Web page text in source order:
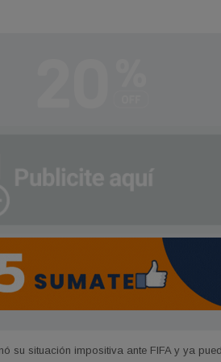
abierta la tercera convocatoria de "La